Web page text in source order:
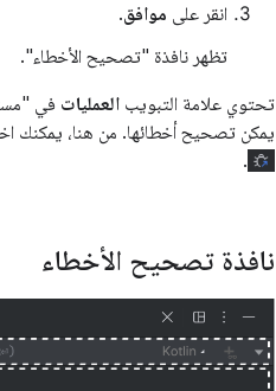
انقر على موافق.
تظهر نافذة "تصحيح الأخطاء".
تحتوي علامة التبويب العمليات في
يمكن تصحيح أخطائها. من هنا، يمكنك
.
نافذة تصحيح الأخطاء